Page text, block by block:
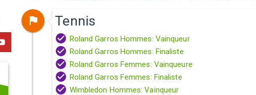
Tennis
Roland Garros Hommes: Vainqueur
Roland Garros Hommes: Finaliste
Roland Garros Femmes: Vainqueure
Roland Garros Femmes: Finaliste
Wimbledon Hommes: Vainqueur